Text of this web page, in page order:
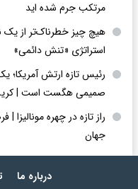
مرتکب جرم شده اید
هیچ چیز خطرناک‌تر از یک
استراتژی «تنش دائمی»
رئیس تازه ارتش آمریکا؛
صمیمی هگست است |
راز تازه در چهره
جهان
درباره ما